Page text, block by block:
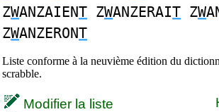
ZWANZAIENT ZWANZERAIT ZW
ZWANZERONT
Liste conforme à la neuvième édition du
scrabble.
Modifier la liste